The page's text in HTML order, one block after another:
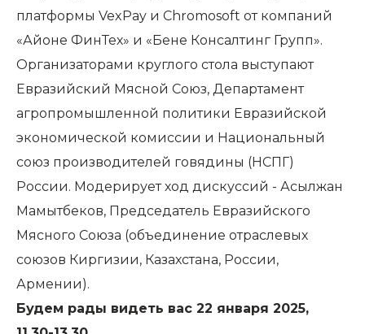
платформы VexPay и Chromosoft от компаний
«Айоне ФинТех» и «Бене Консалтинг Групп».
Организаторами круглого стола выступают
Евразийский Мясной Союз, Департамент
агропромышленной политики Евразийской
экономической комиссии и Национальный
союз производителей говядины (НСПГ)
России. Модерирует ход дискуссий - Асылжан
Мамытбеков, Председатель Евразийского
Мясного Союза (объединение отраслевых
союзов Киргизии, Казахстана, России,
Армении).
Будем рады видеть вас 22 января 2025,